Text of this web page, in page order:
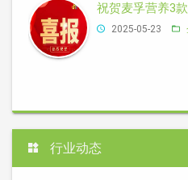
祝贺麦孚营养3
2025-05-23
行业动态